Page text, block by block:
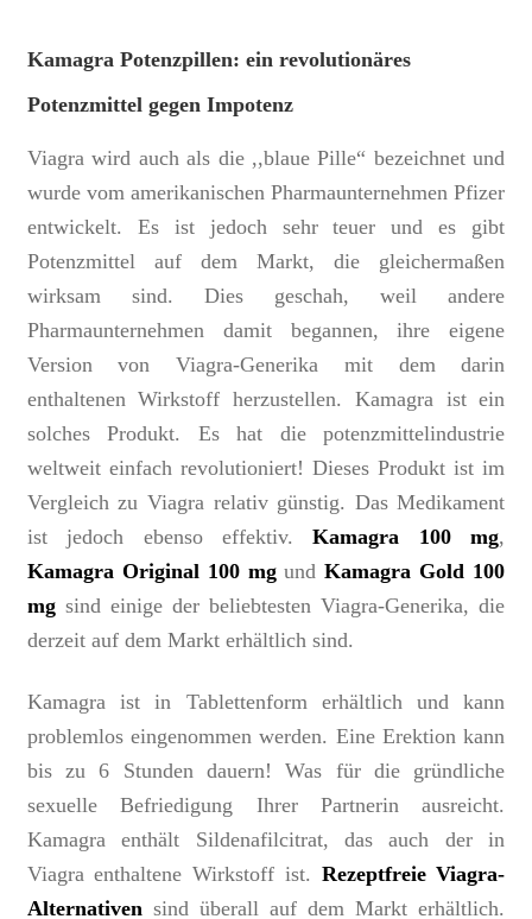
Kamagra Potenzpillen: ein revolutionäres
Potenzmittel gegen Impotenz
Viagra wird auch als die ,,blaue Pille“ bezeichnet und
wurde vom amerikanischen Pharmaunternehmen Pfizer
entwickelt. Es ist jedoch sehr teuer und es gibt
Potenzmittel auf dem Markt, die gleichermaßen
wirksam sind. Dies geschah, weil andere
Pharmaunternehmen damit begannen, ihre eigene
Version von Viagra-Generika mit dem darin
enthaltenen Wirkstoff herzustellen. Kamagra ist ein
solches Produkt. Es hat die potenzmittelindustrie
weltweit einfach revolutioniert! Dieses Produkt ist im
Vergleich zu Viagra relativ günstig. Das Medikament
ist jedoch ebenso effektiv.Kamagra 100 mg,
Kamagra Original 100 mgundKamagra Gold 100
mg sind einige der beliebtesten Viagra-Generika, die
derzeit auf dem Markt erhältlich sind.
Kamagra ist in Tablettenform erhältlich und kann
problemlos eingenommen werden. Eine Erektion kann
bis zu 6 Stunden dauern! Was für die gründliche
sexuelle Befriedigung Ihrer Partnerin ausreicht.
Kamagra enthält Sildenafilcitrat, das auch der in
Viagra enthaltene Wirkstoff ist. Rezeptfreie Viagra-
Alternativen sind überall auf dem Markt erhältlich.